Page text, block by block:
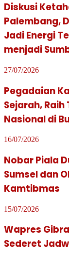
Diskusi
Palembang,
Jadi Energi
menjadi
27/07/2026
Pegadaian
Sejarah,
Nasional di
16/07/2026
Nobar Piala
Sumsel dan
Kamtibmas
15/07/2026
Wapres
Sederet